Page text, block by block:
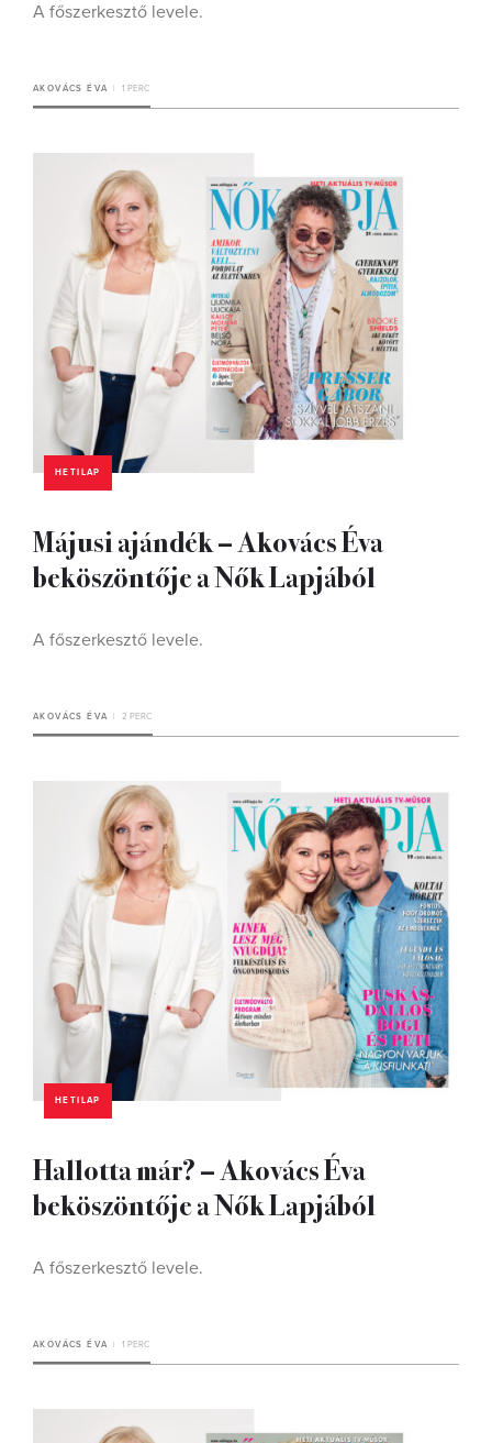
A főszerkesztő levele.
AKOVÁCS ÉVA 1 PERC
HETILAP
Májusi ajándék – Akovács Éva
beköszöntője a Nők Lapjából
A főszerkesztő levele.
AKOVÁCS ÉVA 2 PERC
HETILAP
Hallotta már? – Akovács Éva
beköszöntője a Nők Lapjából
A főszerkesztő levele.
AKOVÁCS ÉVA 1 PERC